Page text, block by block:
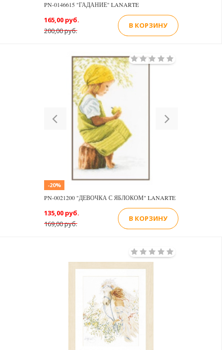
PN-0146615 "ГАДАНИЕ" LANARTE
200,00 руб.
165,00 руб.
В КОРЗИНУ
Previous
-20%
PN-0021200 "ДЕВОЧКА С ЯБЛОКОМ" LANARTE
169,00 руб.
135,00 руб.
В КОРЗИНУ